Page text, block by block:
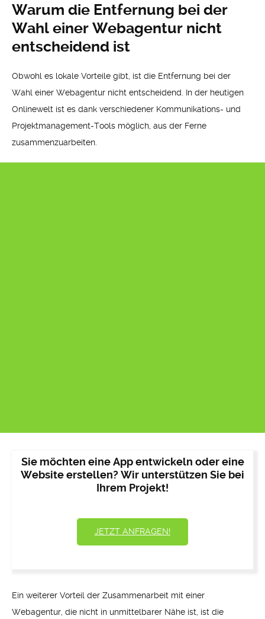
Warum die Entfernung bei der
Wahl einer Webagentur nicht
entscheidend ist
Obwohl es lokale Vorteile gibt, ist die Entfernung bei der
Wahl einer Webagentur nicht entscheidend. In der heutigen
Onlinewelt ist es dank verschiedener Kommunikations- und
Projektmanagement-Tools möglich, aus der Ferne
zusammenzuarbeiten.
Sie möchten eine App entwickeln oder eine
Website erstellen? Wir unterstützen Sie bei
Ihrem Projekt!
JETZT ANFRAGEN!
Ein weiterer Vorteil der Zusammenarbeit mit einer
Webagentur, die nicht in unmittelbarer Nähe ist, ist die